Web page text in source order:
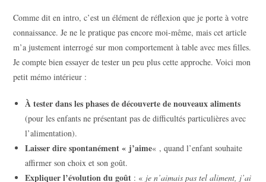
Comme dit en intro, c’est un élément de réflexion que je porte à votre
connaissance. Je ne le pratique pas encore moi-même, mais cet article
m’a justement interrogé sur mon comportement à table avec mes filles.
Je compte bien essayer de tester un peu plus cette approche. Voici mon
petit mémo intérieur :
À tester dans les phases de découverte de nouveaux aliments
(pour les enfants ne présentant pas de difficultés particulières avec
l’alimentation).
Laisser dire spontanément « j’aime« , quand l’enfant souhaite
affirmer son choix et son goût.
Expliquer l’évolution du goût : « je n’aimais pas tel aliment, j’ai